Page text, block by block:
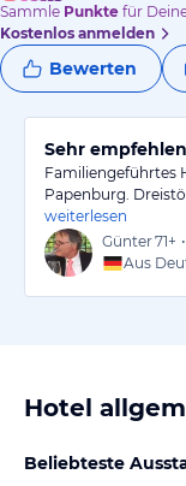
Sammle Punkte für
Kostenlos anmelden
Bewerten
Sehr
Familiengeführtes
Papenburg.
weiterlesen
Günter71+ •
Aus
Hotel
Beliebteste